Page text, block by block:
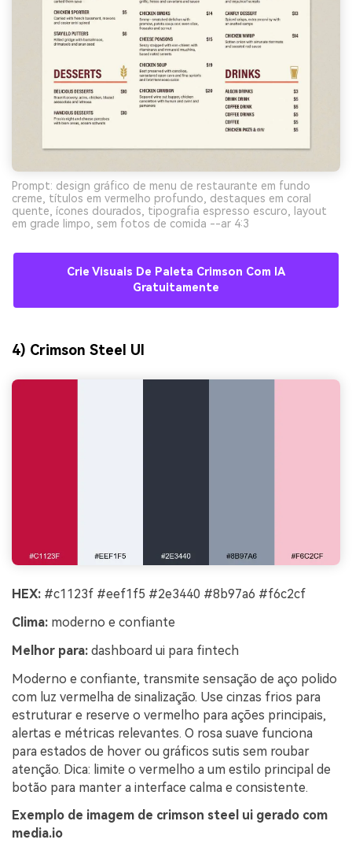
Prompt: design gráfico de menu de restaurante em fundo
creme, títulos em vermelho profundo, destaques em coral
quente, ícones dourados, tipografia espresso escuro, layout
em grade limpo, sem fotos de comida --ar 4:3
Crie Visuais De Paleta Crimson Com IA
Gratuitamente
4) Crimson Steel UI
HEX: #c1123f #eef1f5 #2e3440 #8b97a6 #f6c2cf
Clima: moderno e confiante
Melhor para: dashboard ui para fintech
Moderno e confiante, transmite sensação de aço polido
com luz vermelha de sinalização. Use cinzas frios para
estruturar e reserve o vermelho para ações principais,
alertas e métricas relevantes. O rosa suave funciona
para estados de hover ou gráficos sutis sem roubar
atenção. Dica: limite o vermelho a um estilo principal de
botão para manter a interface calma e consistente.
Exemplo de imagem de crimson steel ui gerado com
media.io